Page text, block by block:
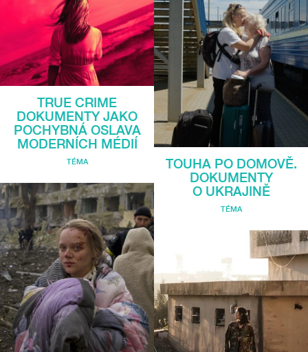
TRUE CRIME
DOKUMENTY JAKO
POCHYBNÁ OSLAVA
MODERNÍCH MÉDIÍ
TÉMA
TOUHA PO DOMOVĚ.
DOKUMENTY
O UKRAJINĚ
TÉMA